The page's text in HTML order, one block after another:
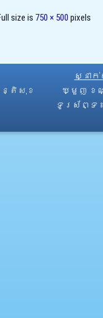
size is 750 × 500 pixels
សន្តិសុខ
ស្នាក់
ឃ្មួញ ខណ្
ទូរស័ព្ទ